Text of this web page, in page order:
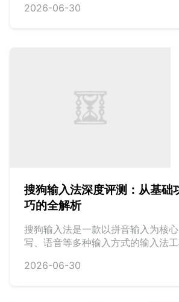
2026-06-30
搜狗输入法深度评测：从基础
巧的全解析
搜狗输入法是一款以拼音输入为核
写、语音等多种输入方式的输入法
2026-06-30